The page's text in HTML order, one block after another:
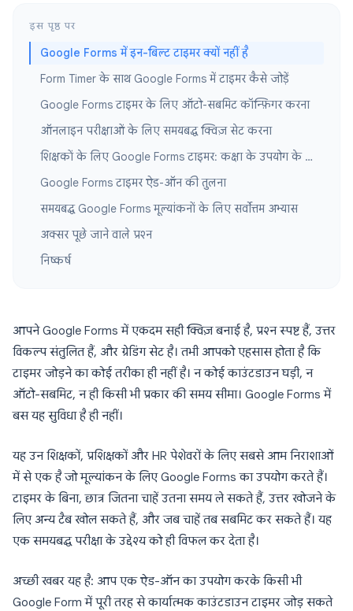
इस पृष्ठ पर
Google Forms में इन-बिल्ट टाइमर क्यों नहीं है
Form Timer के साथ Google Forms में टाइमर कैसे जोड़ें
Google Forms टाइमर के लिए ऑटो-सबमिट कॉन्फ़िगर करना
ऑनलाइन परीक्षाओं के लिए समयबद्ध क्विज़ सेट करना
शिक्षकों के लिए Google Forms टाइमर: कक्षा के उपयोग के मामले
Google Forms टाइमर ऐड-ऑन की तुलना
समयबद्ध Google Forms मूल्यांकनों के लिए सर्वोत्तम अभ्यास
अक्सर पूछे जाने वाले प्रश्न
निष्कर्ष
आपने Google Forms में एकदम सही क्विज़ बनाई है, प्रश्न स्पष्ट हैं, उत्तर
विकल्प संतुलित हैं, और ग्रेडिंग सेट है। तभी आपको एहसास होता है कि
टाइमर जोड़ने का कोई तरीका ही नहीं है। न कोई काउंटडाउन घड़ी, न
ऑटो-सबमिट, न ही किसी भी प्रकार की समय सीमा। Google Forms में
बस यह सुविधा है ही नहीं।
यह उन शिक्षकों, प्रशिक्षकों और HR पेशेवरों के लिए सबसे आम निराशाओं
में से एक है जो मूल्यांकन के लिए Google Forms का उपयोग करते हैं।
टाइमर के बिना, छात्र जितना चाहें उतना समय ले सकते हैं, उत्तर खोजने के
लिए अन्य टैब खोल सकते हैं, और जब चाहें तब सबमिट कर सकते हैं। यह
एक समयबद्ध परीक्षा के उद्देश्य को ही विफल कर देता है।
अच्छी खबर यह है: आप एक ऐड-ऑन का उपयोग करके किसी भी
Google Form में पूरी तरह से कार्यात्मक काउंटडाउन टाइमर जोड़ सकते